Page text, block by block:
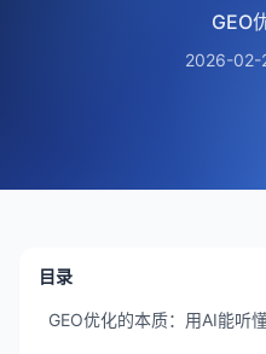
GEO
2026-02-
目录
GEO优化的本质：用AI能听